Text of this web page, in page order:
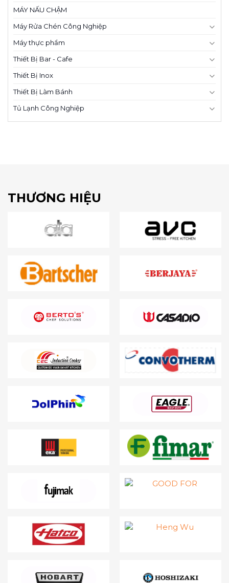
MÁY NẤU CHẬM
Máy Rửa Chén Công Nghiệp
Máy thực phẩm
Thiết Bị Bar - Cafe
Thiết Bị Inox
Thiết Bị Làm Bánh
Tủ Lạnh Công Nghiệp
THƯƠNG HIỆU